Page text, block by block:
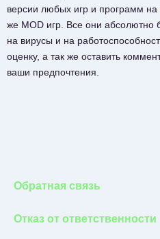
версии любых игр и программ на
же MOD игр. Все они абсолютно
на вирусы и на
оценку, а так же оставить
ваши предпочтения.
Обратная связь
Отказ от ответственности